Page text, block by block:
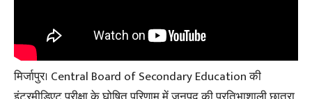
मिर्जापुर। Central Board of Secondary Education की